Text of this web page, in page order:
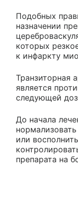
Подобных
назначении
которых
к инфаркту
Транзиторная
является
следующей
До начала
или
препарата на